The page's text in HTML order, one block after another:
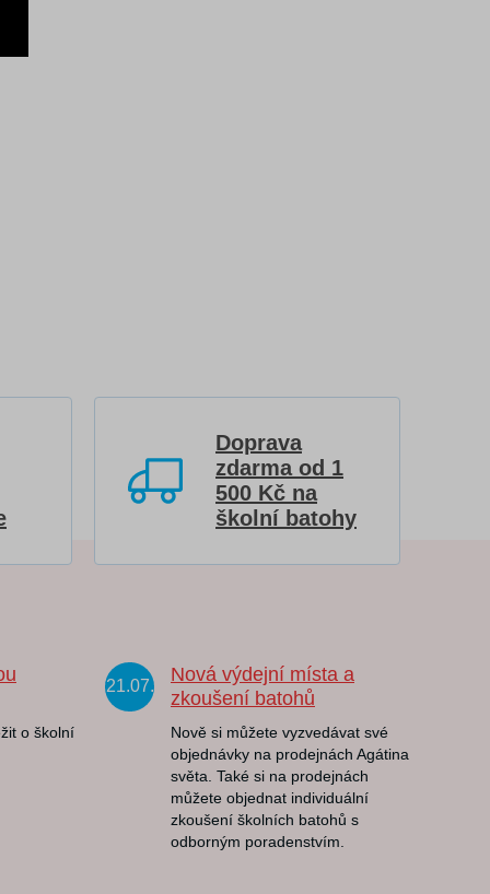
Doprava
zdarma od 1
500 Kč na
školní batohy
o školní
21.07.
Nová výdejní místa a
zkoušení batohů
Nově si můžete vyzvedávat své
objednávky na prodejnách Agátina
světa. Také si na prodejnách
můžete objednat individuální
zkoušení školních batohů s
odborným poradenstvím.